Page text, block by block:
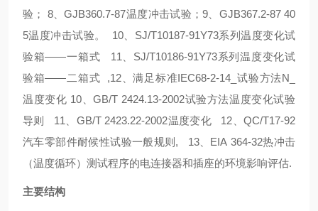
验； 8、GJB360.7-87温度冲击试验；9、GJB367.2-87 40
5温度冲击试验。 10、SJ/T10187-91Y73系列温度变化试
验箱——一箱式 11、SJ/T10186-91Y73系列温度变化试
验箱——二箱式 ,12、满足标准IEC68-2-14_试验方法N_
温度变化 10、GB/T 2424.13-2002试验方法温度变化试验
导则 11、GB/T 2423.22-2002温度变化 12、QC/T17-92
汽车零部件耐候性试验一般规则, 13、EIA 364-32热冲击
（温度循环）测试程序的电连接器和插座的环境影响评估.
主要结构